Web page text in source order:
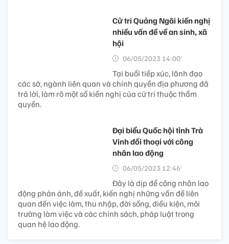
Cử tri Quảng Ngãi kiến nghị
nhiều vấn đề về an sinh, xã
hội
06/05/2023 14:00’
Tại buổi tiếp xúc, lãnh đạo
các sở, ngành liên quan và chính quyền địa phương đã
trả lời, làm rõ một số kiến nghị của cử tri thuộc thẩm
quyền.
Đại biểu Quốc hội tỉnh Trà
Vinh đối thoại với công
nhân lao động
06/05/2023 12:46’
Đây là dịp để công nhân lao
động phản ánh, đề xuất, kiến nghị những vấn đề liên
quan đến việc làm, thu nhập, đời sống, điều kiện, môi
trường làm việc và các chính sách, pháp luật trong
quan hệ lao động.